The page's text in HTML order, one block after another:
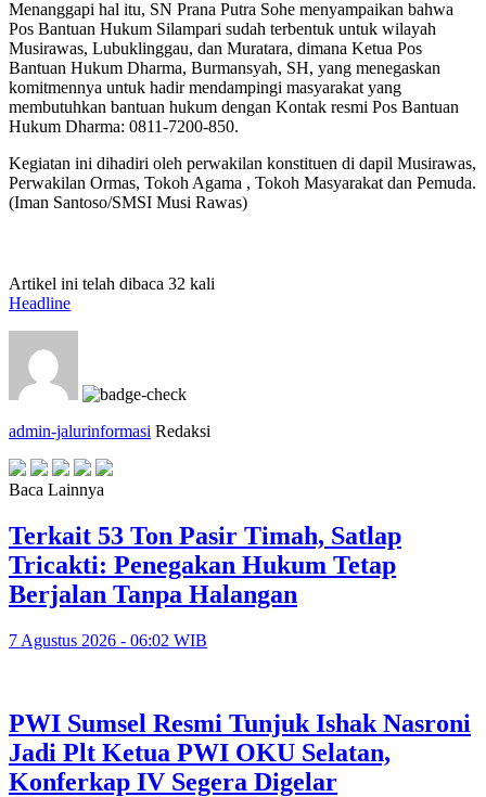
Menanggapi hal itu, SN Prana Putra Sohe menyampaikan bahwa
Pos Bantuan Hukum Silampari sudah terbentuk untuk wilayah
Musirawas, Lubuklinggau, dan Muratara, dimana Ketua Pos
Bantuan Hukum Dharma, Burmansyah, SH, yang menegaskan
komitmennya untuk hadir mendampingi masyarakat yang
membutuhkan bantuan hukum dengan Kontak resmi Pos Bantuan
Hukum Dharma: 0811-7200-850.
Kegiatan ini dihadiri oleh perwakilan konstituen di dapil Musirawas,
Perwakilan Ormas, Tokoh Agama , Tokoh Masyarakat dan Pemuda.
(Iman Santoso/SMSI Musi Rawas)
Artikel ini telah dibaca 32 kali
Headline
admin-jalurinformasi Redaksi
Baca Lainnya
Terkait 53 Ton Pasir Timah, Satlap
Tricakti: Penegakan Hukum Tetap
Berjalan Tanpa Halangan
7 Agustus 2026 - 06:02 WIB
PWI Sumsel Resmi Tunjuk Ishak Nasroni
Jadi Plt Ketua PWI OKU Selatan,
Konferkap IV Segera Digelar